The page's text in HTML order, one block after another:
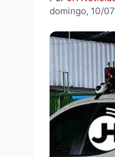
JH
domingo,